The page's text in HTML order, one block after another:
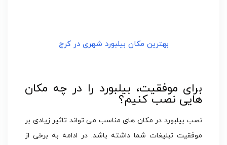
بهترین مکان بیلبورد شهری در کرج
برای موفقیت، بیلبورد را در چه مکان
هایی نصب کنیم؟
نصب بیلبورد در مکان های مناسب می تواند تاثیر زیادی بر
موفقیت تبلیغات شما داشته باشد. در ادامه به برخی از